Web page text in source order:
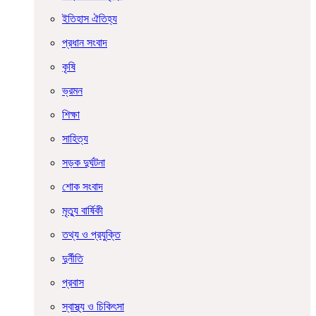
ইতিহাস ঐতিহ্য
প্রধান সংবাদ
কৃষি
ভ্রমন
শিক্ষা
সাহিত্য
সড়ক দুর্ঘটনা
শোক সংবাদ
মৃত্যু বার্ষিকী
তথ্য ও প্রযুক্তি
দুর্নীতি
প্রবাস
স্বাস্থ্য ও চিকিৎসা